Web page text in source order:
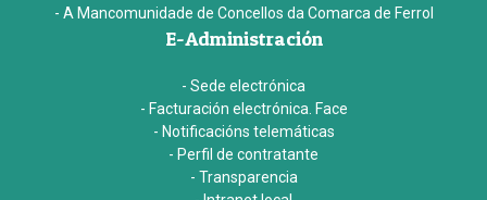
- A Mancomunidade de Concellos da Comarca de Ferrol
E-Administración
- Sede electrónica
- Facturación electrónica. Face
- Notificacións telemáticas
- Perfil de contratante
- Transparencia